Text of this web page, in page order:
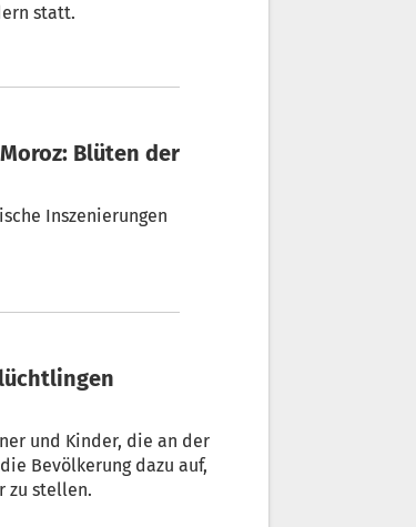
statt.
und Kinder, die an der
Bevölkerung dazu auf,
zu stellen.